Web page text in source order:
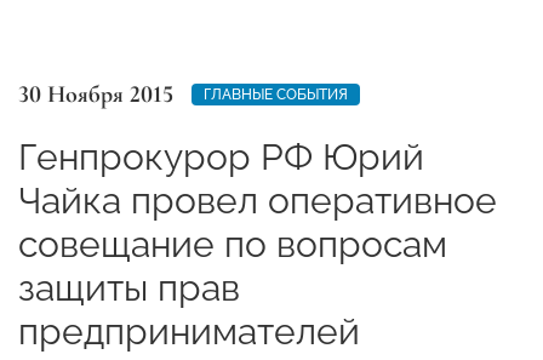
30 Ноября 2015 ГЛАВНЫЕ СОБЫТИЯ
Генпрокурор РФ Юрий
Чайка провел оперативное
совещание по вопросам
защиты прав
предпринимателей